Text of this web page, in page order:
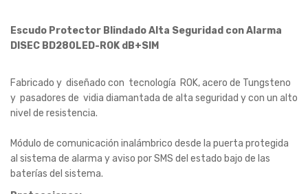
Escudo Protector Blindado Alta Seguridad con Alarma
DISEC BD280LED-ROK dB+SIM
Fabricado y diseñado con tecnología ROK, acero de Tungsteno
y pasadores de vidia diamantada de alta seguridad y con un alto
nivel de resistencia.
Módulo de comunicación inalámbrico desde la puerta protegida
al sistema de alarma y aviso por SMS del estado bajo de las
baterías del sistema.